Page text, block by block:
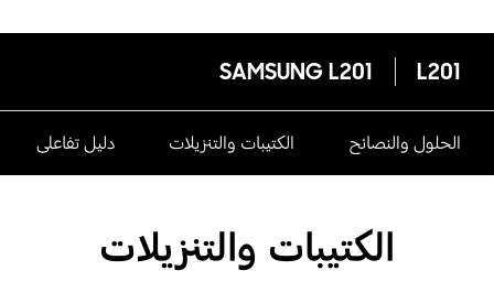
L201
SAMSUNG L201
الحلول والنصائح الكتيبات والتنزيلات دليل تفاعلى
الكتيبات والتنزيلات